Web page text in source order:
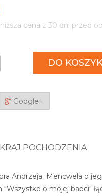
cena z 30 dni przed
DO
Google+
KRAJ POCHODZENIA
Andrzeja Mencwela o
"Wszystko o mojej babci"